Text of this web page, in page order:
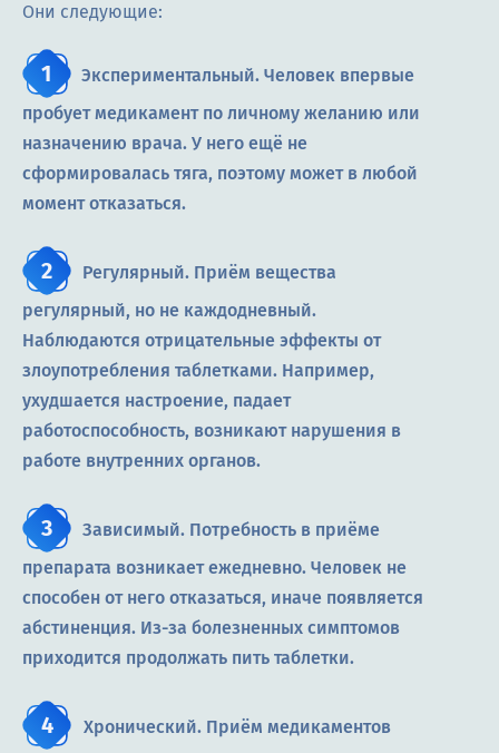
Они следующие:
Экспериментальный. Человек впервые
пробует медикамент по личному желанию или
назначению врача. У него ещё не
сформировалась тяга, поэтому может в любой
момент отказаться.
Регулярный. Приём вещества
регулярный, но не каждодневный.
Наблюдаются отрицательные эффекты от
злоупотребления таблетками. Например,
ухудшается настроение, падает
работоспособность, возникают нарушения в
работе внутренних органов.
Зависимый. Потребность в приёме
препарата возникает ежедневно. Человек не
способен от него отказаться, иначе появляется
абстиненция. Из-за болезненных симптомов
приходится продолжать пить таблетки.
Хронический. Приём медикаментов